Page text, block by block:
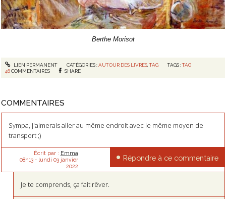
Berthe Morisot
LIEN PERMANENT CATÉGORIES :AUTOUR DES LIVRES,TAG TAGS :TAG
46COMMENTAIRES SHARE
COMMENTAIRES
Sympa, j'aimerais aller au même endroit avec le même moyen de
transport ;)
Écrit par : Emma
08h13- lundi 03 janvier
2022
Répondre à ce commentaire
Je te comprends, ça fait rêver.